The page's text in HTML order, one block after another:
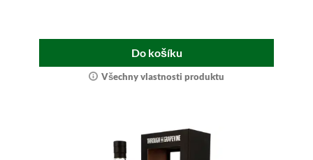
Do košíku
Všechny vlastnosti produktu